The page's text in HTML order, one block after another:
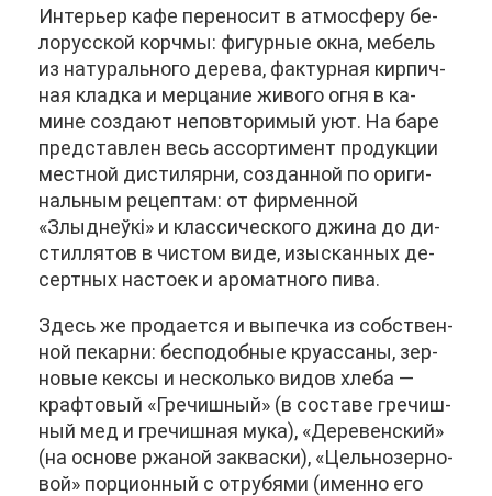
Ин­те­рьер ка­фе пе­ре­но­сит в ат­мо­сфе­ру бе­
ло­рус­ской корч­мы: фи­гур­ные ок­на, ме­бель
из на­ту­раль­но­го де­ре­ва, фак­тур­ная кир­пич­
ная клад­ка и мер­ца­ние жи­во­го ог­ня в ка­
мине со­зда­ют непо­вто­ри­мый уют. На ба­ре
пред­став­лен весь ас­сор­ти­мент про­дук­ции
мест­ной ди­сти­ляр­ни, со­здан­ной по ори­ги­
наль­ным ре­цеп­там: от фир­мен­ной
«Злыднеўкі» и клас­си­че­ско­го джи­на до ди­
стил­ля­тов в чи­стом ви­де, изыс­кан­ных де­
серт­ных на­сто­ек и аро­мат­но­го пи­ва.
Здесь же про­да­ет­ся и вы­печ­ка из соб­ствен­
ной пе­кар­ни: бес­по­доб­ные круас­са­ны, зер­
но­вые кек­сы и несколь­ко ви­дов хле­ба —
краф­то­вый «Гре­чиш­ный» (в со­ста­ве гре­чиш­
ный мед и гре­чиш­ная му­ка), «Де­ре­вен­ский»
(на ос­но­ве ржа­ной за­квас­ки), «Цель­но­зер­но­
вой» пор­ци­он­ный с от­ру­бя­ми (имен­но его